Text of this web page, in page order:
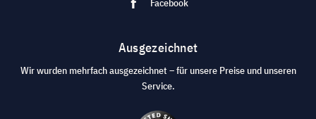
Facebook
Ausgezeichnet
Wir wurden mehrfach ausgezeichnet – für unsere Preise und unseren
Service.